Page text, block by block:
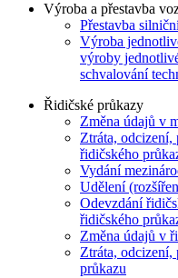
Výroba a přestavba
Přestavba
Výroba
výroby
schvalování
Řidičské průkazy
Změna údajů v
Ztráta, odcizení,
řidičského
Vydání
Udělení
Odevzdání
řidičského
Změna údajů v
Ztráta, odcizení,
průkazu